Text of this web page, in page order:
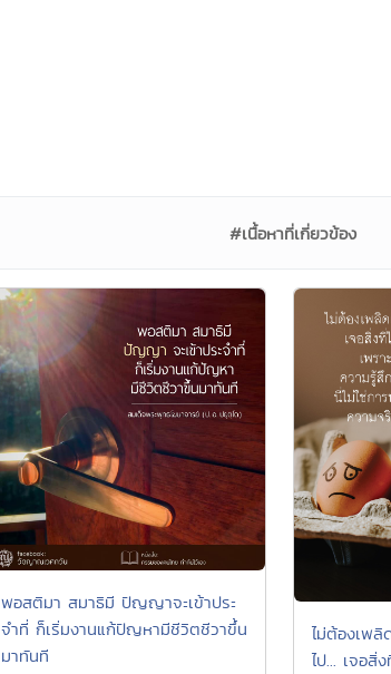
#เนื้อหาที่เกี่ยวข้อง
พอสติมา สมาธิมี ปัญญาจะเข้าประ
จําที่ ก็เริ่มงานแก้ปัญหามีชีวิตชีวาขึ้น
มาทันที
ไม่ต้องเพ
ไป... เจอสิ่